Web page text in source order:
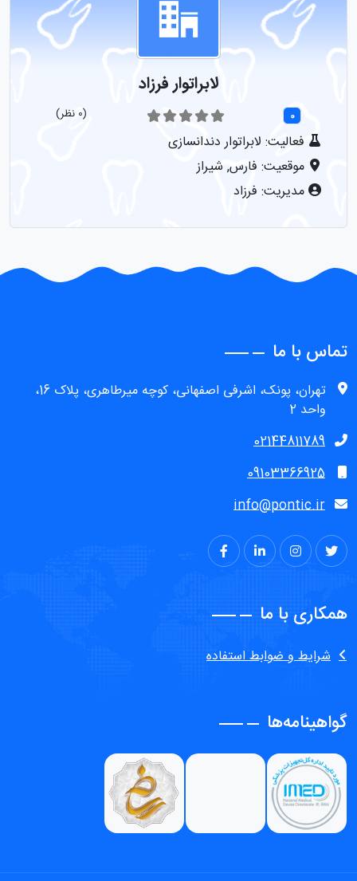
لابراتوار فرزاد
0 (0 نظر)
فعالیت: لابراتوار دندانسازی
موقعیت: فارس, شیراز
مدیریت: فرزاد
تماس با ما
تهران، پونک، اشرفی اصفهانی، کوچه ميرطاهری، پلاک 16،
واحد 2
02144811789
09103366925
info@pontic.ir
همکاری با ما
شرایط و ضوابط استفاده
گواهینامه‌ها